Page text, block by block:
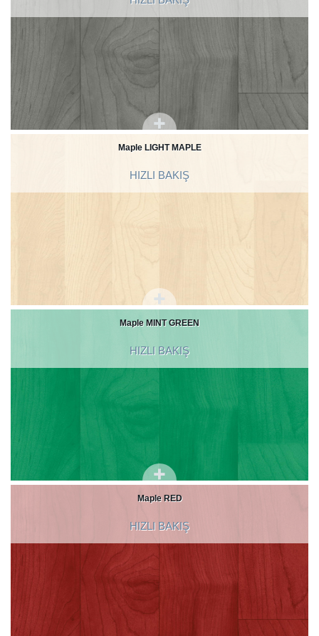
Maple LIGHT MAPLE
HIZLI BAKIŞ
Maple MINT GREEN
HIZLI BAKIŞ
Maple RED
HIZLI BAKIŞ